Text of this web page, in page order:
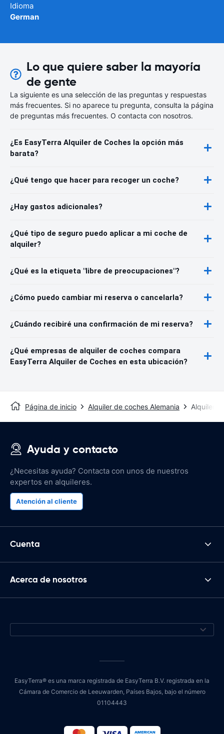
Idioma
German
Lo que quiere saber la mayoría
de gente
La siguiente es una selección de las preguntas y respuestas
más frecuentes. Si no aparece tu pregunta, consulta la página
de preguntas más frecuentes. O contacta con nosotros.
¿Es EasyTerra Alquiler de Coches la opción más
barata?
¿Qué tengo que hacer para recoger un coche?
¿Hay gastos adicionales?
¿Qué tipo de seguro puedo aplicar a mi coche de
alquiler?
¿Qué es la etiqueta "libre de preocupaciones"?
¿Cómo puedo cambiar mi reserva o cancelarla?
¿Cuándo recibiré una confirmación de mi reserva?
¿Qué empresas de alquiler de coches compara
EasyTerra Alquiler de Coches en esta ubicación?
Página de inicio Alquiler de coches Alemania Alquiler
Ayuda y contacto
¿Necesitas ayuda? Contacta con unos de nuestros
expertos en alquileres.
Atención al cliente
Cuenta
Acerca de nosotros
EasyTerra® es una marca registrada de EasyTerra B.V. registrada en la
Cámara de Comercio de Leeuwarden, Países Bajos, bajo el número
01104443